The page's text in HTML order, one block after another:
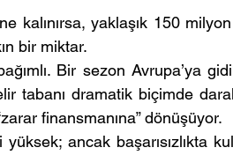
kalınırsa, yaklaşık 150
bir miktar.
Bir sezon Avrupa’ya
tabanı dramatik biçimde
finansmanına” dönüşüyor.
ancak başarısızlıkta